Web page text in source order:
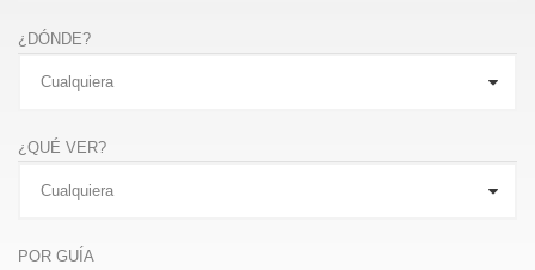
¿DÓNDE?
¿QUÉ VER?
POR GUÍA